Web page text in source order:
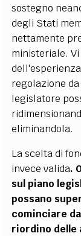
sostegno
degli Stati
nettamente
ministeriale.
regolazione
legislatore
eliminandola.
La scelta di
invece valida.
sul piano
possano
cominciare
riordino delle